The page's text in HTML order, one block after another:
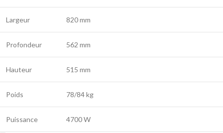
Largeur 820 mm
Profondeur 562 mm
Hauteur 515 mm
Poids 78/84 kg
Puissance 4700 W